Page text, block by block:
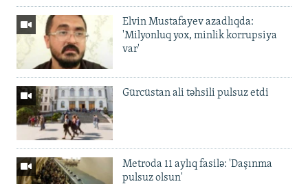
Elvin Mustafayev azadlıqda:
'Milyonluq yox, minlik korrupsiya
var'
Gürcüstan ali təhsili pulsuz etdi
Metroda 11 aylıq fasilə: 'Daşınma
pulsuz olsun'